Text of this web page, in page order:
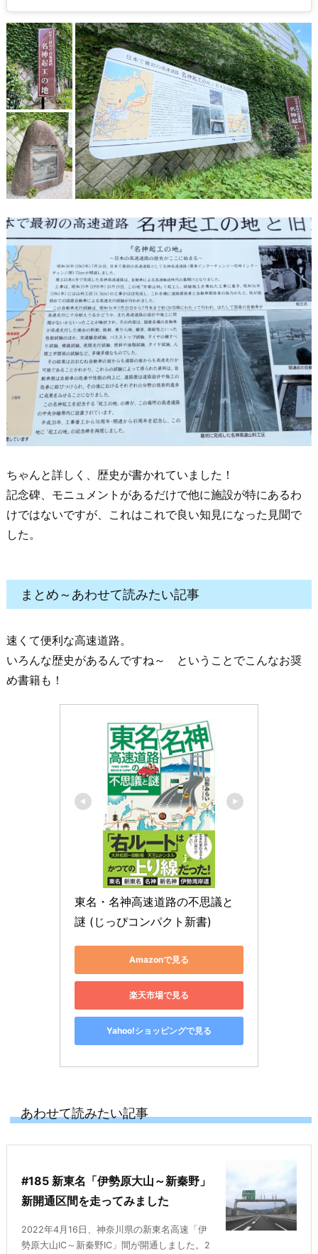
ちゃんと詳しく、歴史が書かれていました！
記念碑、モニュメントがあるだけで他に施設が特にあるわ
けではないですが、これはこれで良い知見になった見聞で
した。
まとめ～あわせて読みたい記事
速くて便利な高速道路。
いろんな歴史があるんですね～ ということでこんなお奨
め書籍も！
東名・名神高速道路の不思議と
謎 (じっぴコンパクト新書)
Amazonで見る
楽天市場で見る
Yahoo!ショッピングで見る
あわせて読みたい記事
#185 新東名「伊勢原大山～新秦野」
新開通区間を走ってみました
2022年4月16日、神奈川県の新東名高速「伊
勢原大山IC～新秦野IC」間が開通しました。2